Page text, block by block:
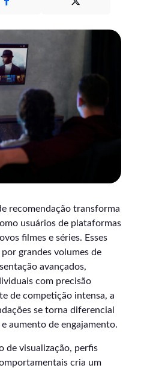
recomendação transforma
usuários de plataformas
filmes e séries. Esses
grandes volumes de
avançados,
com precisão
de competição intensa, a
se torna diferencial
aumento de engajamento.
de visualização, perfis
cria um